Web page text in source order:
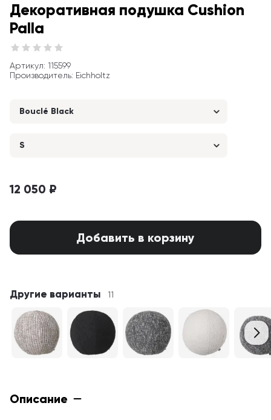
Декоративная подушка Cushion
Palla
Артикул: 115599
Производитель: Eichholtz
Bouclé Black
S
12 050 ₽
Добавить в корзину
Другие варианты 11
Описание